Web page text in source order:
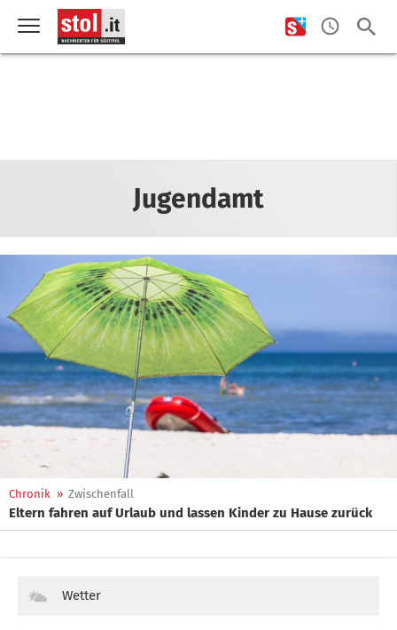
Jugendamt
Chronik » Zwischenfall
Eltern fahren auf Urlaub und lassen Kinder zu Hause zurück
Wetter